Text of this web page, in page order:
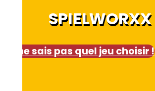
SPIELWORXX
Je ne sais pas quel jeu choisir !